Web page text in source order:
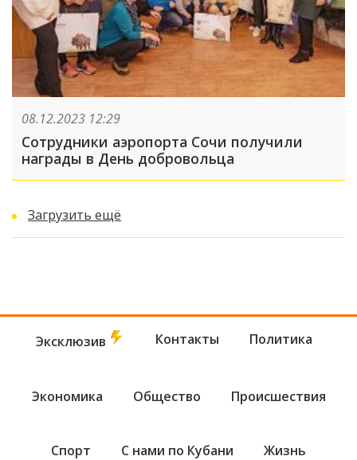
08.12.2023 12:29
Сотрудники аэропорта Сочи получили
награды в День добровольца
Загрузить ещё
Эксклюзив Контакты Политика
Экономика Общество Происшествия
Спорт С нами по Кубани Жизнь